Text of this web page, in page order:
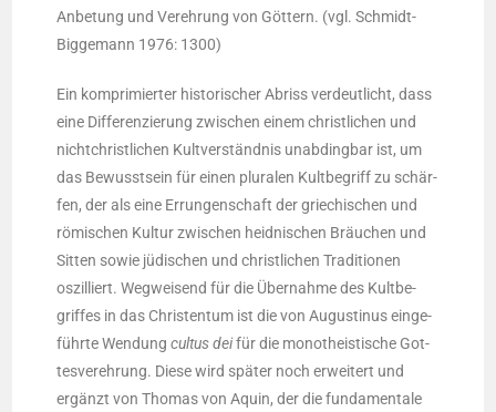
Anbe­tung und Ver­eh­rung von Göt­tern. (vgl. Schmidt-
Big­ge­mann 1976: 1300)
Ein kom­pri­mier­ter his­to­ri­scher Abriss ver­deut­licht, dass
eine Dif­fe­ren­zie­rung zwi­schen einem christ­li­chen und
nicht­christ­li­chen Kult­ver­ständ­nis unab­ding­bar ist, um
das Bewusst­sein für einen plu­ra­len Kult­be­griff zu schär­
fen, der als eine Errun­gen­schaft der grie­chi­schen und
römi­schen Kul­tur zwi­schen heid­ni­schen Bräu­chen und
Sit­ten sowie jüdi­schen und christ­li­chen Tra­di­tio­nen
oszil­liert. Weg­wei­send für die Über­nah­me des Kult­be­
grif­fes in das Chris­ten­tum ist die von Augus­ti­nus ein­ge­
führ­te Wen­dungcul­tus deifür die mono­the­is­ti­sche Got­
tes­ver­eh­rung. Die­se wird spä­ter noch erwei­tert und
ergänzt von Tho­mas von Aquin, der die fun­da­men­ta­le